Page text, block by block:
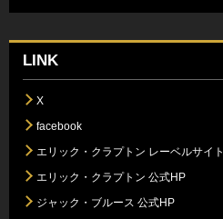
LINK
X
facebook
エリック・クラプトン レーベルサイト
エリック・クラプトン 公式HP
ジャック・ブルース 公式HP